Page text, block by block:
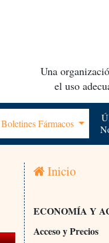
Una
el uso
Boletines Fármacos
Inicio
ECONOMÍA Y
Acceso y Precios